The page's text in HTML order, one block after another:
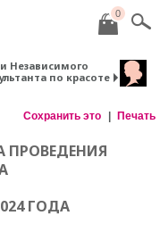
0
Независимого
по красоте
Сохранить это Печать
ПРОВЕДЕНИЯ
ГОДА